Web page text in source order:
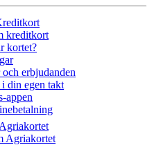
kreditkort
kortet?
erbjudanden
din egen takt
appen
Agriakortet
Agriakortet